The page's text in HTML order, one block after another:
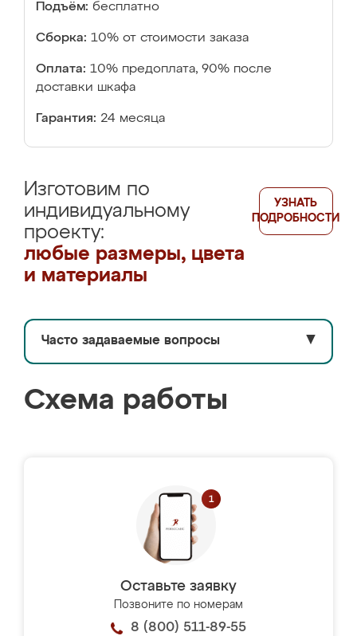
Подъём: бесплатно
Сборка: 10% от стоимости заказа
Оплата: 10% предоплата, 90% после
доставки шкафа
Гарантия: 24 месяца
Изготовим по
индивидуальному
проекту:
любые размеры, цвета
и материалы
УЗНАТЬ
ПОДРОБНОСТИ
Часто задаваемые вопросы ▼
Схема работы
Оставьте заявку
Позвоните по номерам
8 (800) 511-89-55